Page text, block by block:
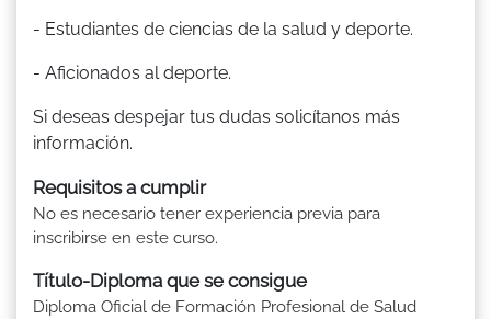
- Estudiantes de ciencias de la salud y deporte.
- Aficionados al deporte.
Si deseas despejar tus dudas solicítanos más
información.
Requisitos a cumplir
No es necesario tener experiencia previa para
inscribirse en este curso.
Título-Diploma que se consigue
Diploma Oficial de Formación Profesional de Salud